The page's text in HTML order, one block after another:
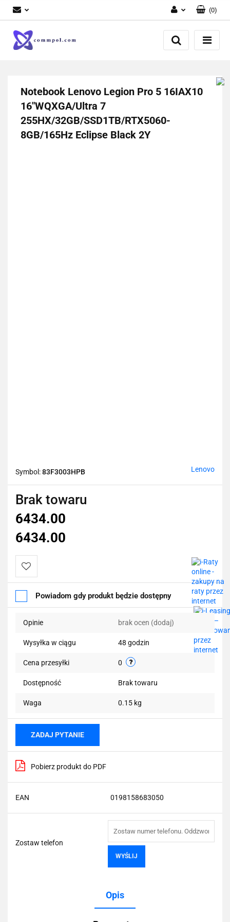
Zaloguj się
Zarejestruj się
(0)
Notebook Lenovo Legion Pro 5 16IAX10
16"WQXGA/Ultra 7
255HX/32GB/SSD1TB/RTX5060-
8GB/165Hz Eclipse Black 2Y
Symbol:83F3003HPB Lenovo
Brak towaru
6434.00
6434.00
Do
przechowalni
Powiadom gdy produkt będzie dostępny
Opinie brak ocen (dodaj)
Wysyłka w ciągu 48 godzin
Cena przesyłki 0
Dostępność Brak towaru
Waga 0.15 kg
ZADAJ PYTANIE
Pobierz produkt do PDF
EAN 0198158683050
Zostaw telefon
WYŚLIJ
Opis